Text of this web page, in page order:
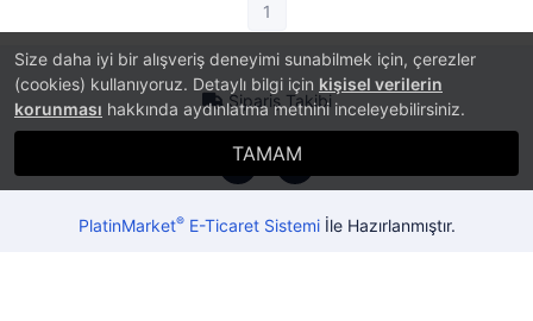
Size daha iyi bir alışveriş deneyimi sunabilmek için, çerezler
(cookies) kullanıyoruz. Detaylı bilgi için kişisel verilerin
korunması hakkında aydınlatma metnini inceleyebilirsiniz.
TAMAM
1
Sipariş Takibi
PlatinMarket®E-Ticaret Sistemiİle Hazırlanmıştır.